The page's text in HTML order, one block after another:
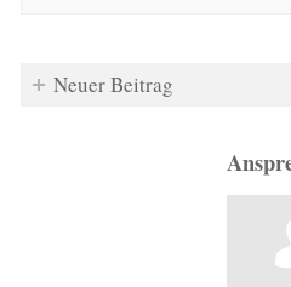
Neuer Beitrag